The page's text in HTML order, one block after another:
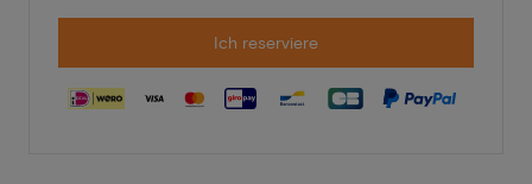
Ich reserviere